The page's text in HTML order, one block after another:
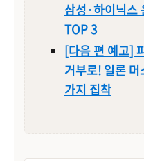
삼성·하이닉스
TOP 3
[다음 편 예고]
거부로! 일론
가지 집착